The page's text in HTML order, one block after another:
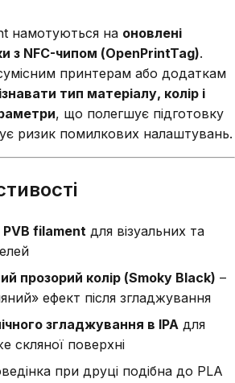
намотуються на оновлені
з NFC-чипом (OpenPrintTag).
принтерам або додаткам
тип матеріалу, колір і
, що полегшує підготовку
ризик помилкових налаштувань.
filament для візуальних та
прозорий колір (Smoky Black) –
ефект після згладжування
згладжування в IPA для
скляної поверхні
при друці подібна до PLA